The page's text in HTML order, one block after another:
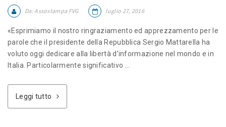
Da:Assostampa FVG luglio 27, 2016
«Esprimiamo il nostro ringraziamento ed apprezzamento per le
parole che il presidente della Repubblica Sergio Mattarella ha
voluto oggi dedicare alla libertà d’informazione nel mondo e in
Italia. Particolarmente significativo ...
Leggi tutto